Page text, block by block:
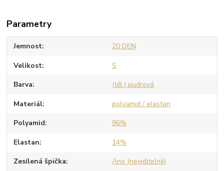
Parametry
Jemnost 20 DEN
Velikost S
Barva (těl.) pudrová
Materiál polyamid / elastan
Polyamid 86%
Elastan 14%
Zesílená špička Ano (neviditelně)